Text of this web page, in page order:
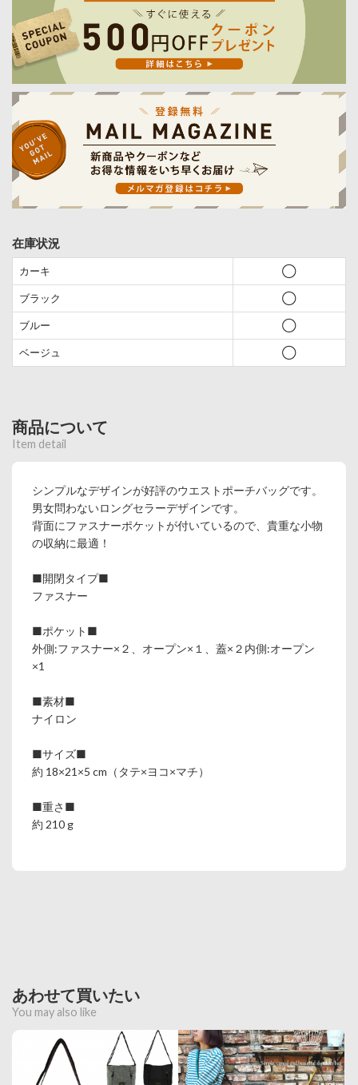
在庫状況
カーキ ◯
ブラック ◯
ブルー ◯
ベージュ ◯
商品について
Item detail
シンプルなデザインが好評のウエストポーチバッグです。
男女問わないロングセラーデザインです。
背面にファスナーポケットが付いているので、貴重な小物
の収納に最適！
■開閉タイプ■
ファスナー
■ポケット■
外側:ファスナー×２、オープン×１、蓋×２内側:オープン
×1
■素材■
ナイロン
■サイズ■
約 18×21×5 cm（タテ×ヨコ×マチ）
■重さ■
約 210 g
あわせて買いたい
You may also like